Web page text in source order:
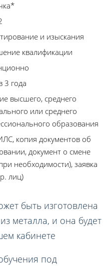
и изыскания
квалификации
3 года
высшего, среднего
или среднего
образования
копия документов об
документ о смене
необходимости), заявка
лиц)
быть изготовлена
металла, и она будет
кабинете
под